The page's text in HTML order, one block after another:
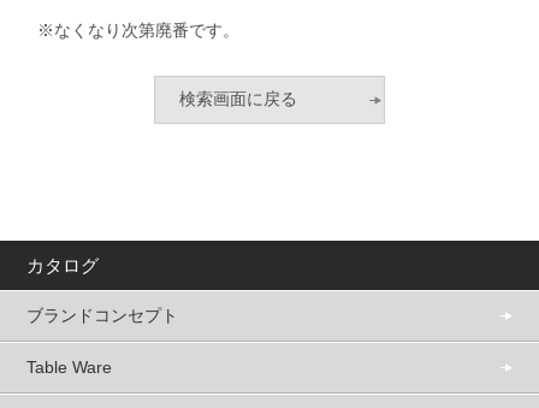
※なくなり次第廃番です。
カタログ
ブランドコンセプト
Table Ware